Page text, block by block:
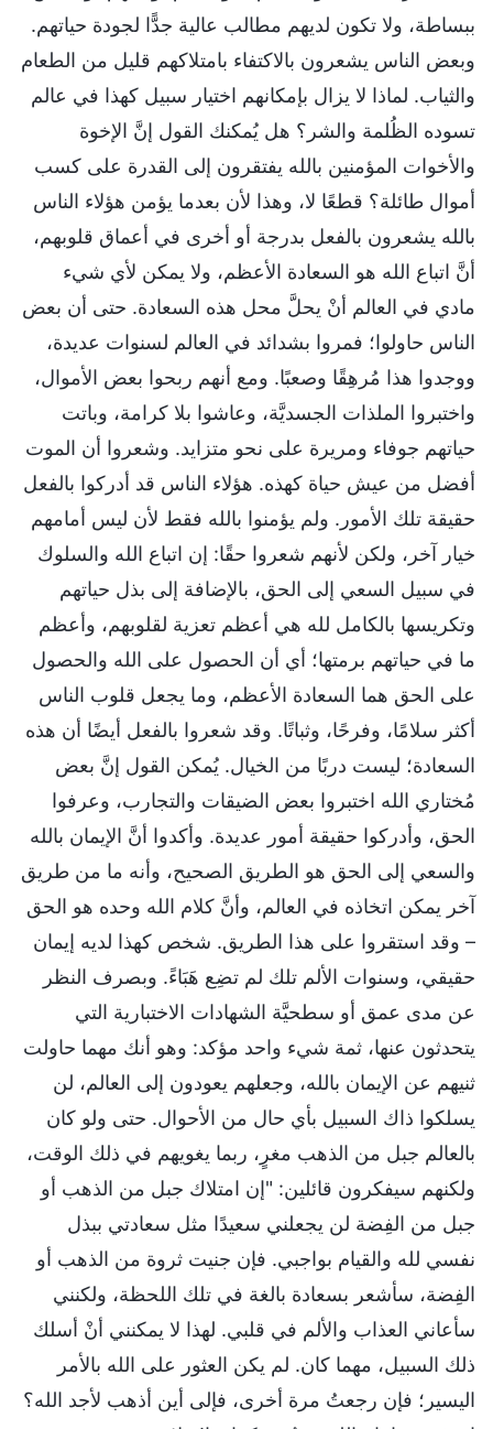
ببساطة، ولا تكون لديهم مطالب عالية جدًّا لجودة حياتهم.
وبعض الناس يشعرون بالاكتفاء بامتلاكهم قليل من الطعام
والثياب. لماذا لا يزال بإمكانهم اختيار سبيل كهذا في عالم
تسوده الظُلمة والشر؟ هل يُمكنك القول إنَّ الإخوة
والأخوات المؤمنين بالله يفتقرون إلى القدرة على كسب
أموال طائلة؟ قطعًا لا، وهذا لأن بعدما يؤمن هؤلاء الناس
بالله يشعرون بالفعل بدرجة أو أخرى في أعماق قلوبهم،
أنَّ اتباع الله هو السعادة الأعظم، ولا يمكن لأي شيء
مادي في العالم أنْ يحلَّ محل هذه السعادة. حتى أن بعض
الناس حاولوا؛ فمروا بشدائد في العالم لسنوات عديدة،
ووجدوا هذا مُرهِقًا وصعبًا. ومع أنهم ربحوا بعض الأموال،
واختبروا الملذات الجسديَّة، وعاشوا بلا كرامة، وباتت
حياتهم جوفاء ومريرة على نحو متزايد. وشعروا أن الموت
أفضل من عيش حياة كهذه. هؤلاء الناس قد أدركوا بالفعل
حقيقة تلك الأمور. ولم يؤمنوا بالله فقط لأن ليس أمامهم
خيار آخر، ولكن لأنهم شعروا حقًا: إن اتباع الله والسلوك
في سبيل السعي إلى الحق، بالإضافة إلى بذل حياتهم
وتكريسها بالكامل لله هي أعظم تعزية لقلوبهم، وأعظم
ما في حياتهم برمتها؛ أي أن الحصول على الله والحصول
على الحق هما السعادة الأعظم، وما يجعل قلوب الناس
أكثر سلامًا، وفرحًا، وثباتًا. وقد شعروا بالفعل أيضًا أن هذه
السعادة؛ ليست دربًا من الخيال. يُمكن القول إنَّ بعض
مُختاري الله اختبروا بعض الضيقات والتجارب، وعرفوا
الحق، وأدركوا حقيقة أمور عديدة. وأكدوا أنَّ الإيمان بالله
والسعي إلى الحق هو الطريق الصحيح، وأنه ما من طريق
آخر يمكن اتخاذه في العالم، وأنَّ كلام الله وحده هو الحق
– وقد استقروا على هذا الطريق. شخص كهذا لديه إيمان
حقيقي، وسنوات الألم تلك لم تضِع هَبَاءً. وبصرف النظر
عن مدى عمق أو سطحيَّة الشهادات الاختبارية التي
يتحدثون عنها، ثمة شيء واحد مؤكد: وهو أنك مهما حاولت
ثنيهم عن الإيمان بالله، وجعلهم يعودون إلى العالم، لن
يسلكوا ذاك السبيل بأي حال من الأحوال. حتى ولو كان
بالعالم جبل من الذهب مغرٍ، ربما يغويهم في ذلك الوقت،
ولكنهم سيفكرون قائلين: "إن امتلاك جبل من الذهب أو
جبل من الفِضة لن يجعلني سعيدًا مثل سعادتي ببذل
نفسي لله والقيام بواجبي. فإن جنيت ثروة من الذهب أو
الفِضة، سأشعر بسعادة بالغة في تلك اللحظة، ولكنني
سأعاني العذاب والألم في قلبي. لهذا لا يمكنني أنْ أسلك
ذلك السبيل، مهما كان. لم يكن العثور على الله بالأمر
اليسير؛ فإن رجعتُ مرة أخرى، فإلى أين أذهب لأجد الله؟